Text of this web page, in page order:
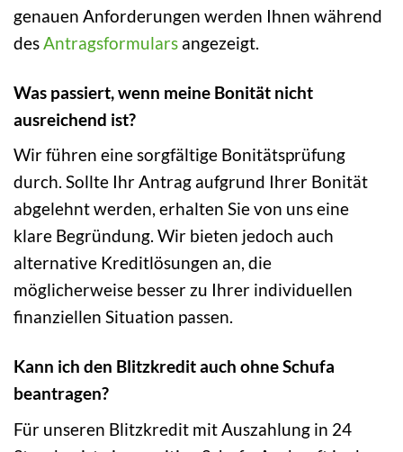
genauen Anforderungen werden Ihnen während
des Antragsformulars angezeigt.
Was passiert, wenn meine Bonität nicht
ausreichend ist?
Wir führen eine sorgfältige Bonitätsprüfung
durch. Sollte Ihr Antrag aufgrund Ihrer Bonität
abgelehnt werden, erhalten Sie von uns eine
klare Begründung. Wir bieten jedoch auch
alternative Kreditlösungen an, die
möglicherweise besser zu Ihrer individuellen
finanziellen Situation passen.
Kann ich den Blitzkredit auch ohne Schufa
beantragen?
Für unseren Blitzkredit mit Auszahlung in 24